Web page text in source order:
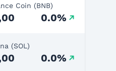
Coin (BNB)
0.0%
(SOL)
0.0%